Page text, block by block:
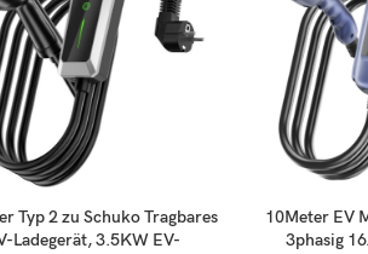
TILL I VARUKORG
Typ 2 zu Schuko Tragbares
Ladegerät, 3.5KW EV-
LÄGG
10Meter EV
3phasig